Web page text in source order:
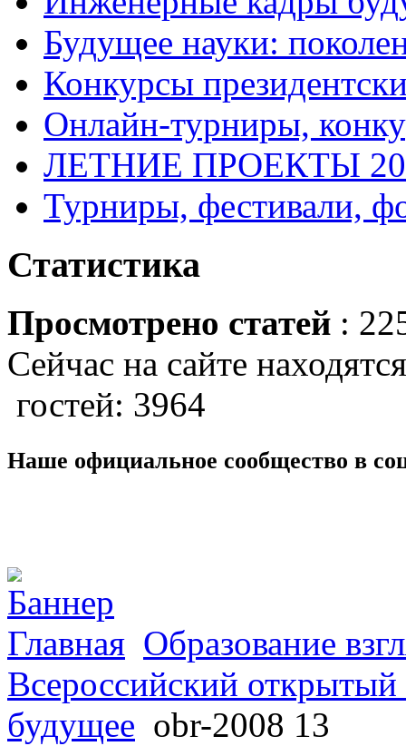
Будущее науки:
Конкурсы
Онлайн-турниры,
ЛЕТНИЕ ПРОЕКТЫ
Турниры, фестивали,
Статистика
Просмотрено статей :
Сейчас на сайте
гостей: 3964
Наше официальное сообщество в
Главная Образование
Всероссийский
будущее obr-2008 13